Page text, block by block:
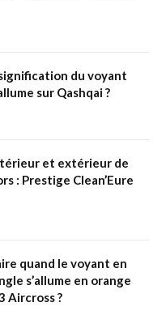
du voyant
sur Qashqai ?
et extérieur de
: Prestige Clean’Eure
quand le voyant en
s’allume en orange
Aircross ?